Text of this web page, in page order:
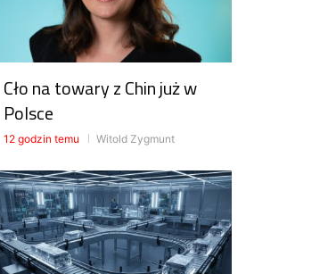
Cło na towary z Chin już w
Polsce
12 godzin temu Witold Zygmunt